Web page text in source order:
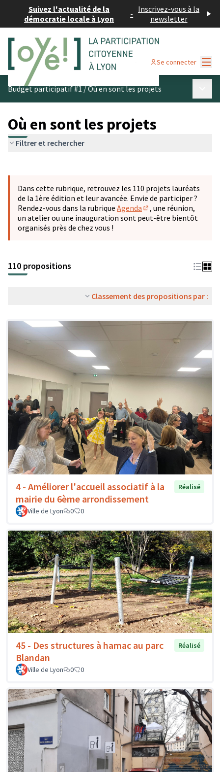
Suivez l'actualité de la
démocratie locale à Lyon
- Inscrivez-vous à la
newsletter
Se connecter
Budget participatif #1/Où en sont les projets
Où en sont les projets
Filtrer et rechercher
−
Dans cette rubrique, retrouvez les 110 projets lauréats
de la 1ère édition et leur avancée. Envie de participer ?
Rendez-vous dans la rubrique Agenda
(S'ouvre dans un
, une réunion,
un atelier ou une inauguration sont peut-être bientôt
organisés près de chez vous !
110 propositions
Classement des propositions par :
4 - Améliorer l'accueil associatif à la
mairie du 6ème arrondissement
Réalisé
Ville de Lyon 0 0
45 - Des structures à hamac au parc
Blandan
Réalisé
Ville de Lyon 0 0